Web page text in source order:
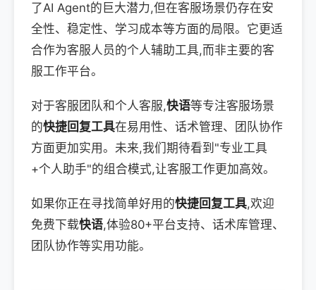
了AI Agent的巨大潜力,但在客服场景仍存在安
全性、稳定性、学习成本等方面的局限。它更适
合作为客服人员的个人辅助工具,而非主要的客
服工作平台。
对于客服团队和个人客服,快语等专注客服场景
的快捷回复工具在易用性、话术管理、团队协作
方面更加实用。未来,我们期待看到"专业工具
+个人助手"的组合模式,让客服工作更加高效。
如果你正在寻找简单好用的快捷回复工具,欢迎
免费下载快语,体验80+平台支持、话术库管理、
团队协作等实用功能。